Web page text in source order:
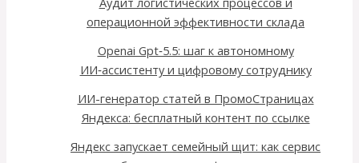
операционной эффективности склада
Openai Gpt‑5.5: шаг к автономному
ИИ‑ассистенту и цифровому сотруднику
ИИ-генератор статей в ПромоСтраницах
Яндекса: бесплатный контент по ссылке
Яндекс запускает семейный щит: как сервис